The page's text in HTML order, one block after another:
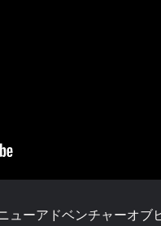
ューアドベンチャーオ